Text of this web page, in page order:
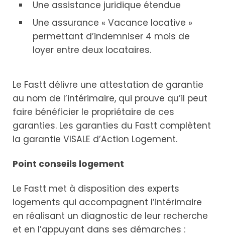
Une assistance juridique étendue
Une assurance « Vacance locative »
permettant d’indemniser 4 mois de
loyer entre deux locataires.
Le Fastt délivre une attestation de garantie
au nom de l’intérimaire, qui prouve qu’il peut
faire bénéficier le propriétaire de ces
garanties. Les garanties du Fastt complètent
la garantie VISALE d’Action Logement.
Point conseils logement
Le Fastt met à disposition des experts
logements qui accompagnent l’intérimaire
en réalisant un diagnostic de leur recherche
et en l’appuyant dans ses démarches :